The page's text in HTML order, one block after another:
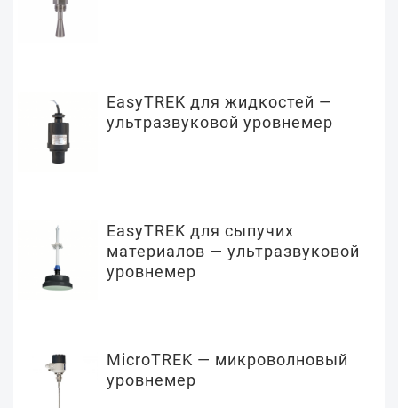
EasyTREK для жидкостей —
ультразвуковой уровнемер
EasyTREK для сыпучих
материалов — ультразвуковой
уровнемер
MicroTREK — микроволновый
уровнемер